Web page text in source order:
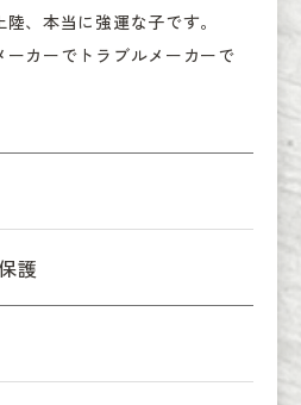
、本当に強運な子です。
カーでトラブルメーカーで
護